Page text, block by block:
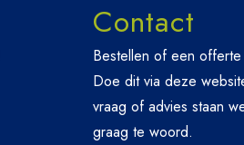
Contact
Bestellen of een offerte
Doe dit via deze
vraag of advies staan
graag te woord.